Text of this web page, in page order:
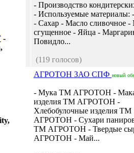
-
- Производство
- Используемые материалы:
- Сахар - Масло сливочное -
сгущенное - Яйца -
Повидло...
(119 голосов)
АГРОТОН ЗАО СПФ новый
- Мука ТМ АГРОТОН -
изделия ТМ АГРОТОН -
Хлебобулочные изделия ТМ
АГРОТОН - Сухари
ТМ АГРОТОН - Твердые
АГРОТОН - Май...